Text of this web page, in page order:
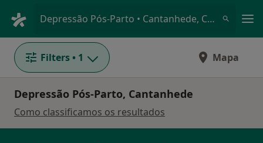
Depressão Pós-Parto • Cantanhede, Coimbra
Filters • 1 Mapa
Depressão Pós-Parto, Cantanhede
Como classificamos os resultados